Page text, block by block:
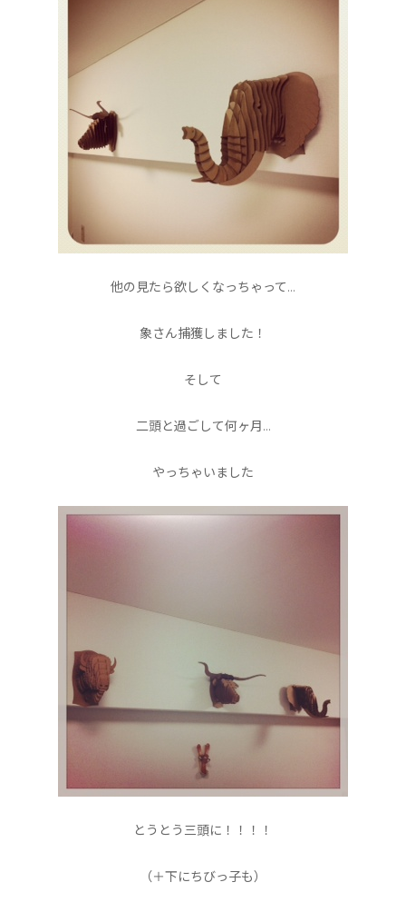
他の見たら欲しくなっちゃって…
象さん捕獲しました！
そして
二頭と過ごして何ヶ月…
やっちゃいました
とうとう三頭に！！！！
（＋下にちびっ子も）